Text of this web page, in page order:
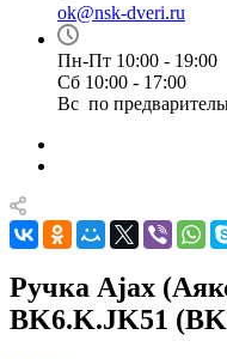
ok@nsk-dveri.ru
Пн-Пт 10:00 - 19:00
Сб 10:00 - 17:00
Вс по
Ручка Ajax
BK6.K.JK51